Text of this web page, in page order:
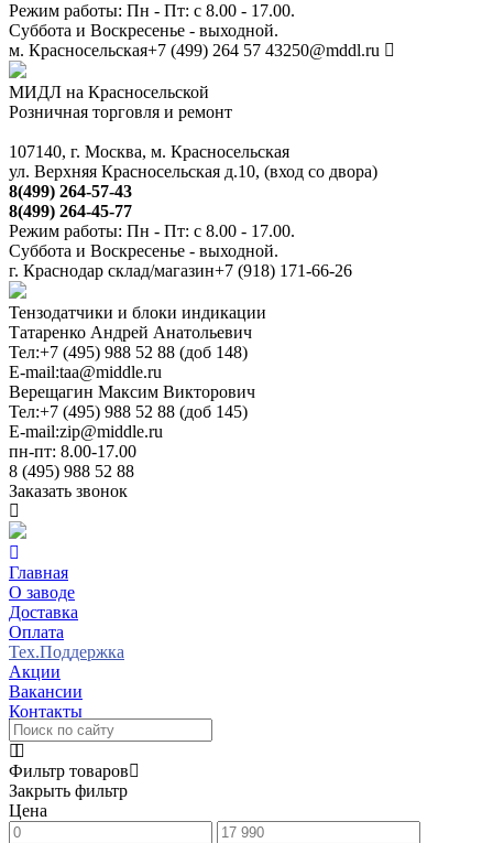
Режим работы: Пн - Пт: с 8.00 - 17.00.
Суббота и Воскресенье - выходной.
м. Красносельская+7 (499) 264 57 43250@mddl.ru
МИДЛ на Красносельской
Розничная торговля и ремонт
107140, г. Москва, м. Красносельская
ул. Верхняя Красносельская д.10, (вход со двора)
8(499) 264-57-43
8(499) 264-45-77
Режим работы: Пн - Пт: с 8.00 - 17.00.
Суббота и Воскресенье - выходной.
г. Краснодар склад/магазин+7 (918) 171-66-26
Тензодатчики и блоки индикации
Татаренко Андрей Анатольевич
Тел:+7 (495) 988 52 88 (доб 148)
E-mail:taa@middle.ru
Верещагин Максим Викторович
Тел:+7 (495) 988 52 88 (доб 145)
E-mail:zip@middle.ru
пн-пт: 8.00-17.00
8 (495) 988 52 88
Заказать звонок
Главная
О заводе
Доставка
Оплата
Тех.Поддержка
Акции
Вакансии
Контакты
Фильтр товаров
Закрыть фильтр
Цена